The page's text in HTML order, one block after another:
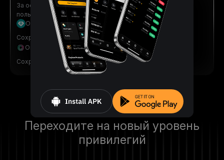
За основу берутся торговые комиссии для обычных
пользователей.
Оплата комиссий в USDT
Сохранить
6250 USDT
Оплата комиссий в MNT
Сохранить
9688 USDT
Посмотреть всю структуру комиссий
Переходите на новый уровень
привилегий